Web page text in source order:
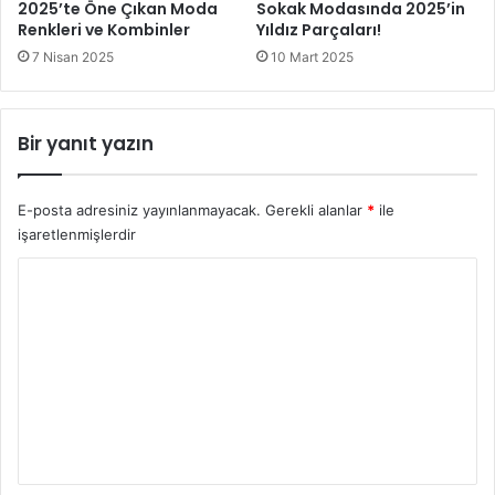
2025’te Öne Çıkan Moda
Renkleri ve Kombinler
7 Nisan 2025
Sokak Modasında 2025’in
Yıldız Parçaları!
10 Mart 2025
Bir yanıt yazın
E-posta adresiniz yayınlanmayacak. Gerekli alanlar * ile
işaretlenmişlerdir